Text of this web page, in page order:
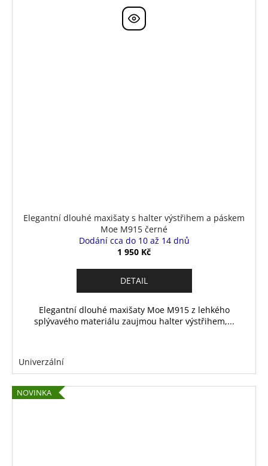
Elegantní dlouhé maxišaty s halter výstřihem a páskem
Moe M915 černé
Dodání cca do 10 až 14 dnů
1 950 Kč
DETAIL
Elegantní dlouhé maxišaty Moe M915 z lehkého
splývavého materiálu zaujmou halter výstřihem,...
Univerzální
NOVINKA